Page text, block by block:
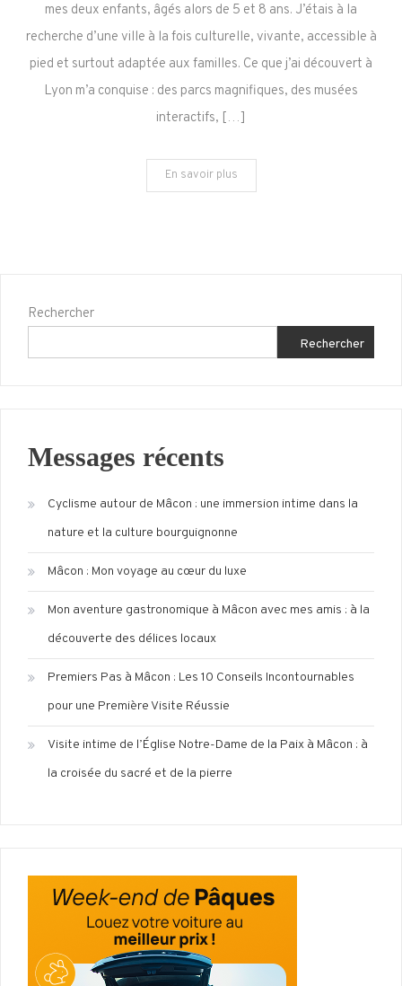
:
mes
10
mes deux enfants, âgés alors de 5 et 8 ans. J’étais à la
recherche d’une ville à la fois culturelle, vivante, accessible à
pied et surtout adaptée aux familles. Ce que j’ai découvert à
Lyon m’a conquise : des parcs magnifiques, des musées
interactifs, […]
En savoir plus
Rechercher
Rechercher
Messages récents
Cyclisme autour de Mâcon : une immersion intime dans la
nature et la culture bourguignonne
Mâcon : Mon voyage au cœur du luxe
Mon aventure gastronomique à Mâcon avec mes amis : à la
découverte des délices locaux
Premiers Pas à Mâcon : Les 10 Conseils Incontournables
pour une Première Visite Réussie
Visite intime de l’Église Notre-Dame de la Paix à Mâcon : à
la croisée du sacré et de la pierre